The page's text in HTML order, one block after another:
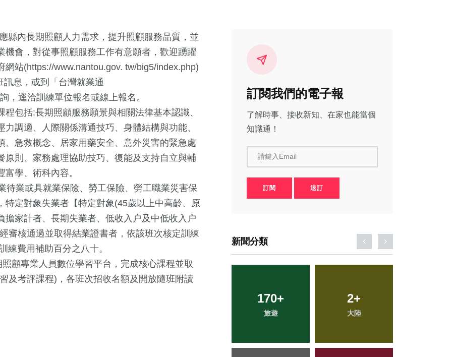
縣內長期照顧人力需求，提升照顧服務品質，並
會，對從事照顧服務工作有意願者，歡迎踴躍
站(https://www.nantou.gov. tw/big5/index.php)
息，或到「台灣就業通
，逕洽訓練單位報名或線上報名。
包括:長期照顧服務願景與相關法律基本認識、
調適、人際關係溝通技巧、身體結構與功能、
急救概念、居家用藥安全、意外災害的緊急處
則、家務處理協助技巧、復能及支持自立與輔
學、術科內容。
待業或具就業保險、勞工保險、勞工職業災害保
定對象失業者【特定對象(45歲以上中高齡、原
家計者、長期失業者、低收入户及中低收入户
審核通過並取得結業證書者，依該班次核定訓練
練費用補助百分之八十。
顧專業人員數位學習平台，完成核心課程並取
及考評課程)，各班次招收名額及開放隨班附讀
訂閱我們的電子報
了解時事、接收新知、在家也能當個
知識通！
請鍵入Email
訂閱 退訂
新聞分類
170+
旅遊
2+
大陸
69+
宗教
77+
農業